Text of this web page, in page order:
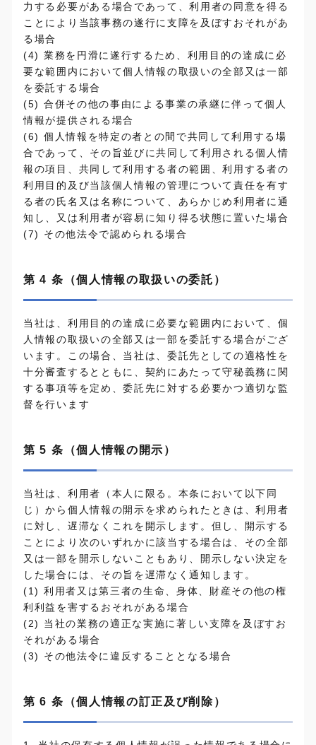
力する必要がある場合であって、利用者の同意を得る
ことにより当該事務の遂行に支障を及ぼすおそれがあ
る場合
(4) 業務を円滑に遂行するため、利用目的の達成に必
要な範囲内において個人情報の取扱いの全部又は一部
を委託する場合
(5) 合併その他の事由による事業の承継に伴って個人
情報が提供される場合
(6) 個人情報を特定の者との間で共同して利用する場
合であって、その旨並びに共同して利用される個人情
報の項目、共同して利用する者の範囲、利用する者の
利用目的及び当該個人情報の管理について責任を有す
る者の氏名又は名称について、あらかじめ利用者に通
知し、又は利用者が容易に知り得る状態に置いた場合
(7) その他法令で認められる場合
第 4 条（個人情報の取扱いの委託）
当社は、利用目的の達成に必要な範囲内において、個
人情報の取扱いの全部又は一部を委託する場合がござ
います。この場合、当社は、委託先としての適格性を
十分審査するとともに、契約にあたって守秘義務に関
する事項等を定め、委託先に対する必要かつ適切な監
督を行います
第 5 条（個人情報の開示）
当社は、利用者（本人に限る。本条において以下同
じ）から個人情報の開示を求められたときは、利用者
に対し、遅滞なくこれを開示します。但し、開示する
ことにより次のいずれかに該当する場合は、その全部
又は一部を開示しないこともあり、開示しない決定を
した場合には、その旨を遅滞なく通知します。
(1) 利用者又は第三者の生命、身体、財産その他の権
利利益を害するおそれがある場合
(2) 当社の業務の適正な実施に著しい支障を及ぼすお
それがある場合
(3) その他法令に違反することとなる場合
第 6 条（個人情報の訂正及び削除）